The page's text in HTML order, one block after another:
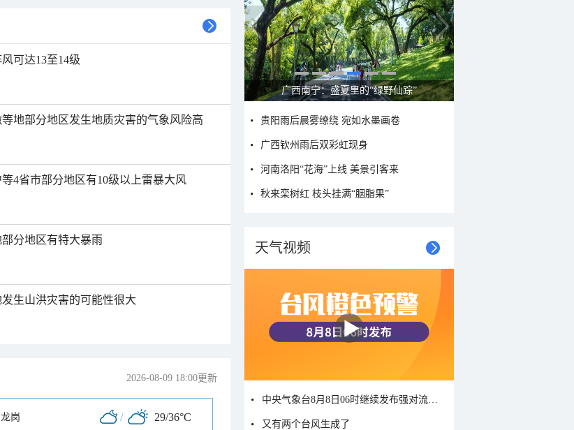
可达13至14级
地部分地区发生地质灾害的气象风险高
4省市部分地区有10级以上雷暴大风
分地区有特大暴雨
生山洪灾害的可能性很大
2026-08-09 18:00更新
龙岗 / 29/36°C
广西南宁：盛夏里的“绿野仙踪”
贵阳雨后晨雾缭绕 宛如水墨画卷
广西钦州雨后双彩虹现身
河南洛阳“花海”上线 美景引客来
秋来栾树红 枝头挂满“胭脂果”
天气视频
又有两个台风生成了